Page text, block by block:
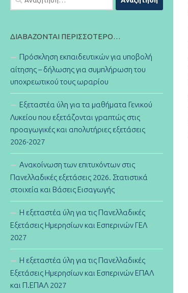
για:
ΔΙΑΒΆΖΟΝΤΑΙ ΠΕΡΙΣΣΌΤΕΡΟ…
Πρόσκληση εκπαιδευτικών για υποβολή
αίτησης – δήλωσης για συμπλήρωση του
υποχρεωτικού τους ωραρίου
Εξεταστέα ύλη για τα μαθήματα Γενικού
Λυκείου που εξετάζονται γραπτώς στις
προαγωγικές και απολυτήριες εξετάσεις
2026-2027
Ανακοίνωση των επιτυχόντων στις
Πανελλαδικές εξετάσεις 2026. Στατιστικά
στοιχεία και Βάσεις Εισαγωγής
Η εξεταστέα ύλη για τις Πανελλαδικές
Εξετάσεις Ημερησίων και Εσπερινών ΓΕΛ
2027
Η εξεταστέα ύλη για τις Πανελλαδικές
Εξετάσεις Ημερησίων και Εσπερινών ΕΠΑΛ
και Π.ΕΠΑΛ 2027